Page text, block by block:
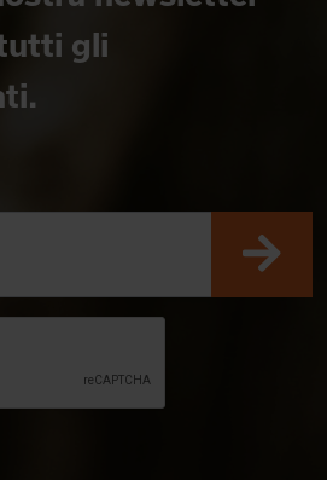
gli